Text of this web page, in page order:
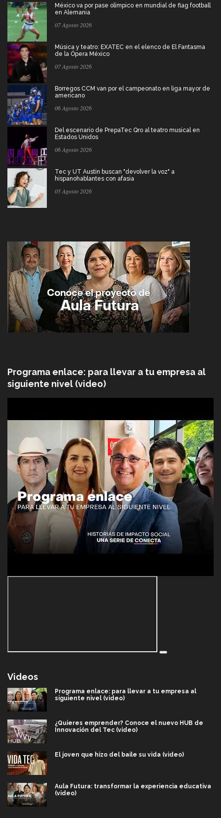
México va por pase olímpico en mundial de flag football
en Alemania
07 Agosto 2026
Música y teatro: EXATEC en el elenco de El Fantasma
de la Ópera México
07 Agosto 2026
Borregos CCM van por el campeonato en liga mayor de
americano
06 Agosto 2026
Del escenario de PrepaTec Qro al teatro musical en
Estados Unidos
06 Agosto 2026
Tec y UT Austin buscan "devolver la voz" a
hispanohablantes con afasia
05 Agosto 2026
Programa enlace: para llevar a tu empresa al
siguiente nivel (video)
Videos
Programa enlace: para llevar a tu empresa al
siguiente nivel (video)
¿Quieres emprender? Conoce el nuevo HUB de
Innovación del Tec (video)
El joven que hizo del baile su vida (video)
Aula Futura: transformar la experiencia educativa
(video)